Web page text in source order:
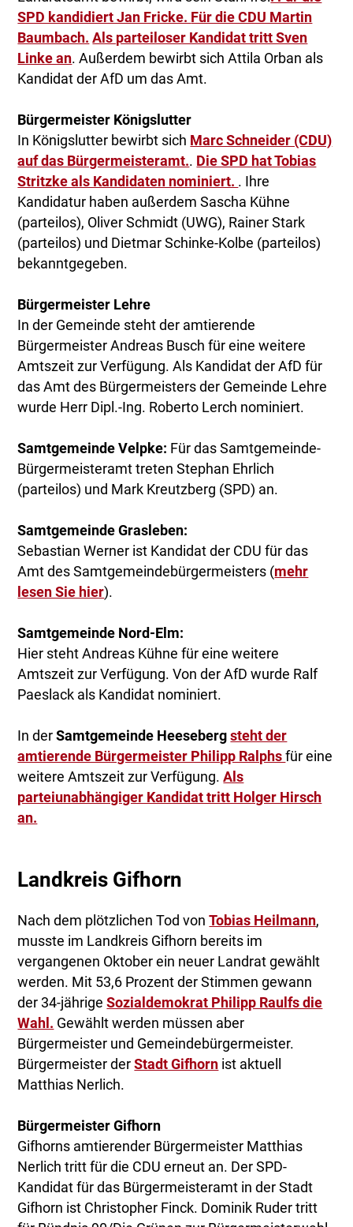
SPD kandidiert Jan Fricke. Für die CDU Martin
Baumbach. Als parteiloser Kandidat tritt Sven
Linke an. Außerdem bewirbt sich Attila Orban als
Kandidat der AfD um das Amt.
Bürgermeister Königslutter
In Königslutter bewirbt sich Marc Schneider (CDU)
auf das Bürgermeisteramt.. Die SPD hat Tobias
Stritzke als Kandidaten nominiert. . Ihre
Kandidatur haben außerdem Sascha Kühne
(parteilos), Oliver Schmidt (UWG), Rainer Stark
(parteilos) und Dietmar Schinke-Kolbe (parteilos)
bekanntgegeben.
Bürgermeister Lehre
In der Gemeinde steht der amtierende
Bürgermeister Andreas Busch für eine weitere
Amtszeit zur Verfügung. Als Kandidat der AfD für
das Amt des Bürgermeisters der Gemeinde Lehre
wurde Herr Dipl.-Ing. Roberto Lerch nominiert.
Samtgemeinde Velpke: Für das Samtgemeinde-
Bürgermeisteramt treten Stephan Ehrlich
(parteilos) und Mark Kreutzberg (SPD) an.
Samtgemeinde Grasleben:
Sebastian Werner ist Kandidat der CDU für das
Amt des Samtgemeindebürgermeisters (mehr
lesen Sie hier).
Samtgemeinde Nord-Elm:
Hier steht Andreas Kühne für eine weitere
Amtszeit zur Verfügung. Von der AfD wurde Ralf
Paeslack als Kandidat nominiert.
In derSamtgemeinde Heeseberg steht der
amtierende Bürgermeister Philipp Ralphsfür eine
weitere Amtszeit zur Verfügung.Als
parteiunabhängiger Kandidat tritt Holger Hirsch
an.
Landkreis Gifhorn
Nach dem plötzlichen Tod vonTobias Heilmann,
musste im Landkreis Gifhorn bereits im
vergangenen Oktober ein neuer Landrat gewählt
werden. Mit 53,6 Prozent der Stimmen gewann
der 34-jährigeSozialdemokrat Philipp Raulfs die
Wahl. Gewählt werden müssen aber
Bürgermeister und Gemeindebürgermeister.
Bürgermeister derStadt Gifhorn ist aktuell
Matthias Nerlich.
Bürgermeister Gifhorn
Gifhorns amtierender Bürgermeister Matthias
Nerlich tritt für die CDU erneut an. Der SPD-
Kandidat für das Bürgermeisteramt in der Stadt
Gifhorn ist Christopher Finck. Dominik Ruder tritt